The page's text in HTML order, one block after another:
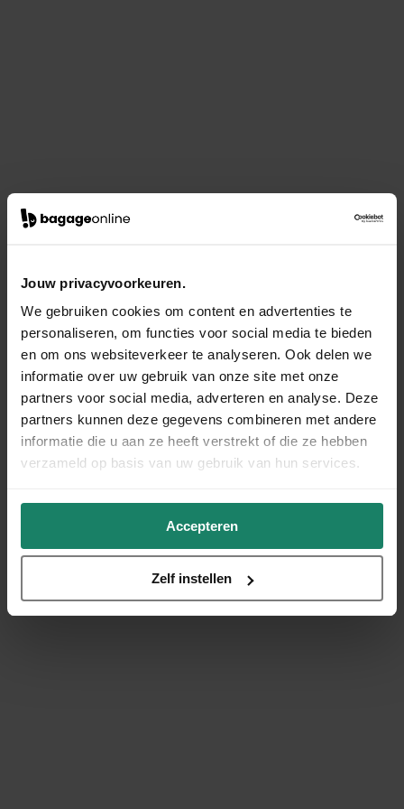
Jouw privacyvoorkeuren.
We gebruiken cookies om content en advertenties te
personaliseren, om functies voor social media te bieden
en om ons websiteverkeer te analyseren. Ook delen we
informatie over uw gebruik van onze site met onze
partners voor social media, adverteren en analyse. Deze
partners kunnen deze gegevens combineren met andere
informatie die u aan ze heeft verstrekt of die ze hebben
verzameld op basis van uw gebruik van hun services.
Accepteren
Zelf instellen